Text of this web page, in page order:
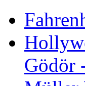
Gödör